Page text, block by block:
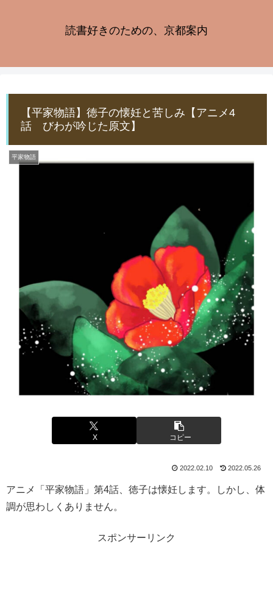
読書好きのための、京都案内
【平家物語】徳子の懐妊と苦しみ【アニメ4
話 びわが吟じた原文】
平家物語
X コピー
2022.02.10 2022.05.26
アニメ「平家物語」第4話、徳子は懐妊します。しかし、体
調が思わしくありません。
スポンサーリンク